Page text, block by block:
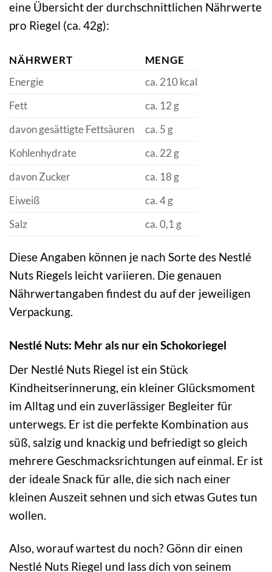
eine Übersicht der durchschnittlichen Nährwerte
pro Riegel (ca. 42g):
NÄHRWERT
MENGE
Energie
ca. 210 kcal
Fett
ca. 12 g
davon gesättigte Fettsäuren
ca. 5 g
Kohlenhydrate
ca. 22 g
davon Zucker
ca. 18 g
Eiweiß
ca. 4 g
Salz
ca. 0,1 g
Diese Angaben können je nach Sorte des Nestlé
Nuts Riegels leicht variieren. Die genauen
Nährwertangaben findest du auf der jeweiligen
Verpackung.
Nestlé Nuts: Mehr als nur ein Schokoriegel
Der Nestlé Nuts Riegel ist ein Stück
Kindheitserinnerung, ein kleiner Glücksmoment
im Alltag und ein zuverlässiger Begleiter für
unterwegs. Er ist die perfekte Kombination aus
süß, salzig und knackig und befriedigt so gleich
mehrere Geschmacksrichtungen auf einmal. Er ist
der ideale Snack für alle, die sich nach einer
kleinen Auszeit sehnen und sich etwas Gutes tun
wollen.
Also, worauf wartest du noch? Gönn dir einen
Nestlé Nuts Riegel und lass dich von seinem